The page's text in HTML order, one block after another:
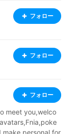
フォロー
フォロー
フォロー
meet you,welco
make personal for